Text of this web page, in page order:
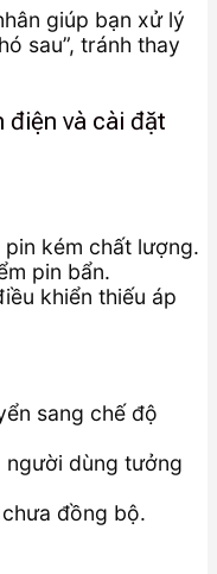
giúp bạn xử lý
sau”, tránh thay
điện và cài đặt
kém chất lượng.
pin bẩn.
khiển thiếu áp
sang chế độ
người dùng tưởng
đồng bộ.